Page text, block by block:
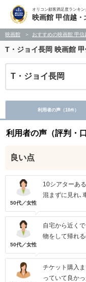
オリコン顧客満足度ランキン
映画館 甲信越・
映画館 おすすめの映画館 甲
T・ジョイ長岡 映画館
T・ジョイ長岡
利用者の声（18件）
利用者の声（評判・
良い点
50代／女性
10シアターあ
混まずに見れ､
50代／女性
自宅から近く
物をして帰れる
チケット購入
っていて良かっ